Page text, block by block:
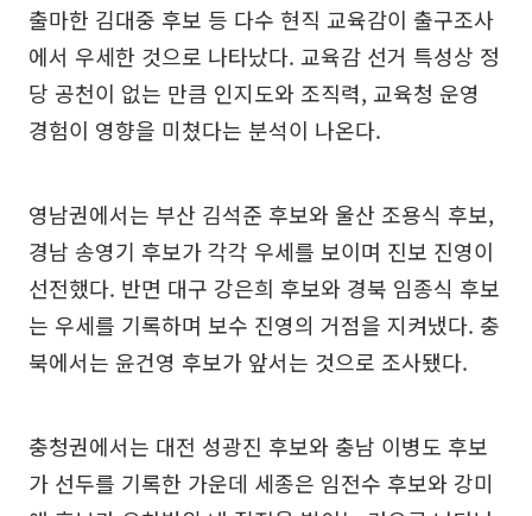
출마한 김대중 후보 등 다수 현직 교육감이 출구조사
에서 우세한 것으로 나타났다. 교육감 선거 특성상 정
당 공천이 없는 만큼 인지도와 조직력, 교육청 운영
경험이 영향을 미쳤다는 분석이 나온다.
영남권에서는 부산 김석준 후보와 울산 조용식 후보,
경남 송영기 후보가 각각 우세를 보이며 진보 진영이
선전했다. 반면 대구 강은희 후보와 경북 임종식 후보
는 우세를 기록하며 보수 진영의 거점을 지켜냈다. 충
북에서는 윤건영 후보가 앞서는 것으로 조사됐다.
충청권에서는 대전 성광진 후보와 충남 이병도 후보
가 선두를 기록한 가운데 세종은 임전수 후보와 강미